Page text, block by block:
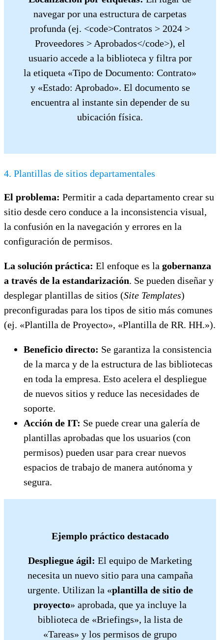
navegar por una estructura de carpetas
profunda (ej. <code>Contratos > 2024 >
Proveedores > Aprobados</code>), el
usuario accede a la biblioteca y filtra por
la etiqueta «Tipo de Documento: Contrato»
y «Estado: Aprobado». El documento se
encuentra al instante sin depender de su
ubicación física.
4. Plantillas de sitios departamentales
El problema: Permitir a cada departamento crear su
sitio desde cero conduce a la inconsistencia visual,
la confusión en la navegación y errores en la
configuración de permisos.
La solución práctica: El enfoque es la gobernanza
a través de la estandarización. Se pueden diseñar y
desplegar plantillas de sitios (Site Templates)
preconfiguradas para los tipos de sitio más comunes
(ej. «Plantilla de Proyecto», «Plantilla de RR. HH.»).
Beneficio directo: Se garantiza la consistencia
de la marca y de la estructura de las bibliotecas
en toda la empresa. Esto acelera el despliegue
de nuevos sitios y reduce las necesidades de
soporte.
Acción de IT: Se puede crear una galería de
plantillas aprobadas que los usuarios (con
permisos) pueden usar para crear nuevos
espacios de trabajo de manera autónoma y
segura.
Ejemplo práctico destacado
Despliegue ágil: El equipo de Marketing
necesita un nuevo sitio para una campaña
urgente. Utilizan la «plantilla de sitio de
proyecto» aprobada, que ya incluye la
biblioteca de «Briefings», la lista de
«Tareas» y los permisos de grupo